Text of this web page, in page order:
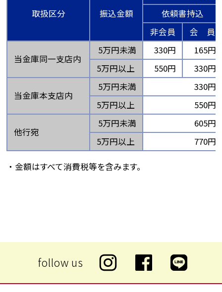
取扱区分 振込金額
依頼書持込
非会員
会 員
当金庫同一支店内
5万円未満 330円
165円
5万円以上
550円 330円
当金庫本支店内
5万円未満
330円
5万円以上
550円
他行宛
5万円未満
605円
5万円以上
770円
金額はすべて消費税等を含みます。